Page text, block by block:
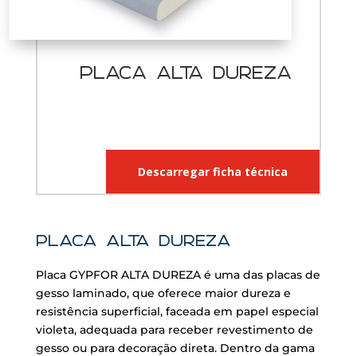
PLACA alta dureza
Descarregar ficha técnica
PLACA ALTA DUREZA
Placa GYPFOR ALTA DUREZA é uma das placas de
gesso laminado, que oferece maior dureza e
resistência superficial, faceada em papel especial
violeta, adequada para receber revestimento de
gesso ou para decoração direta. Dentro da gama